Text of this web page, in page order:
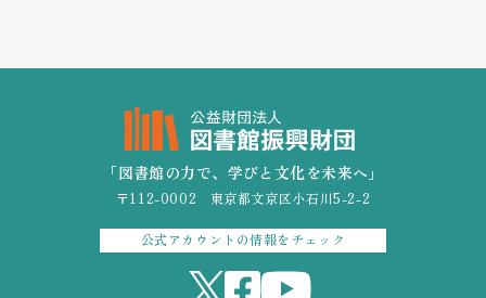
「図書館の力で、学びと文化を未来へ」
〒112-0002 東京都文京区小石川5-2-2
公式アカウントの情報をチェック